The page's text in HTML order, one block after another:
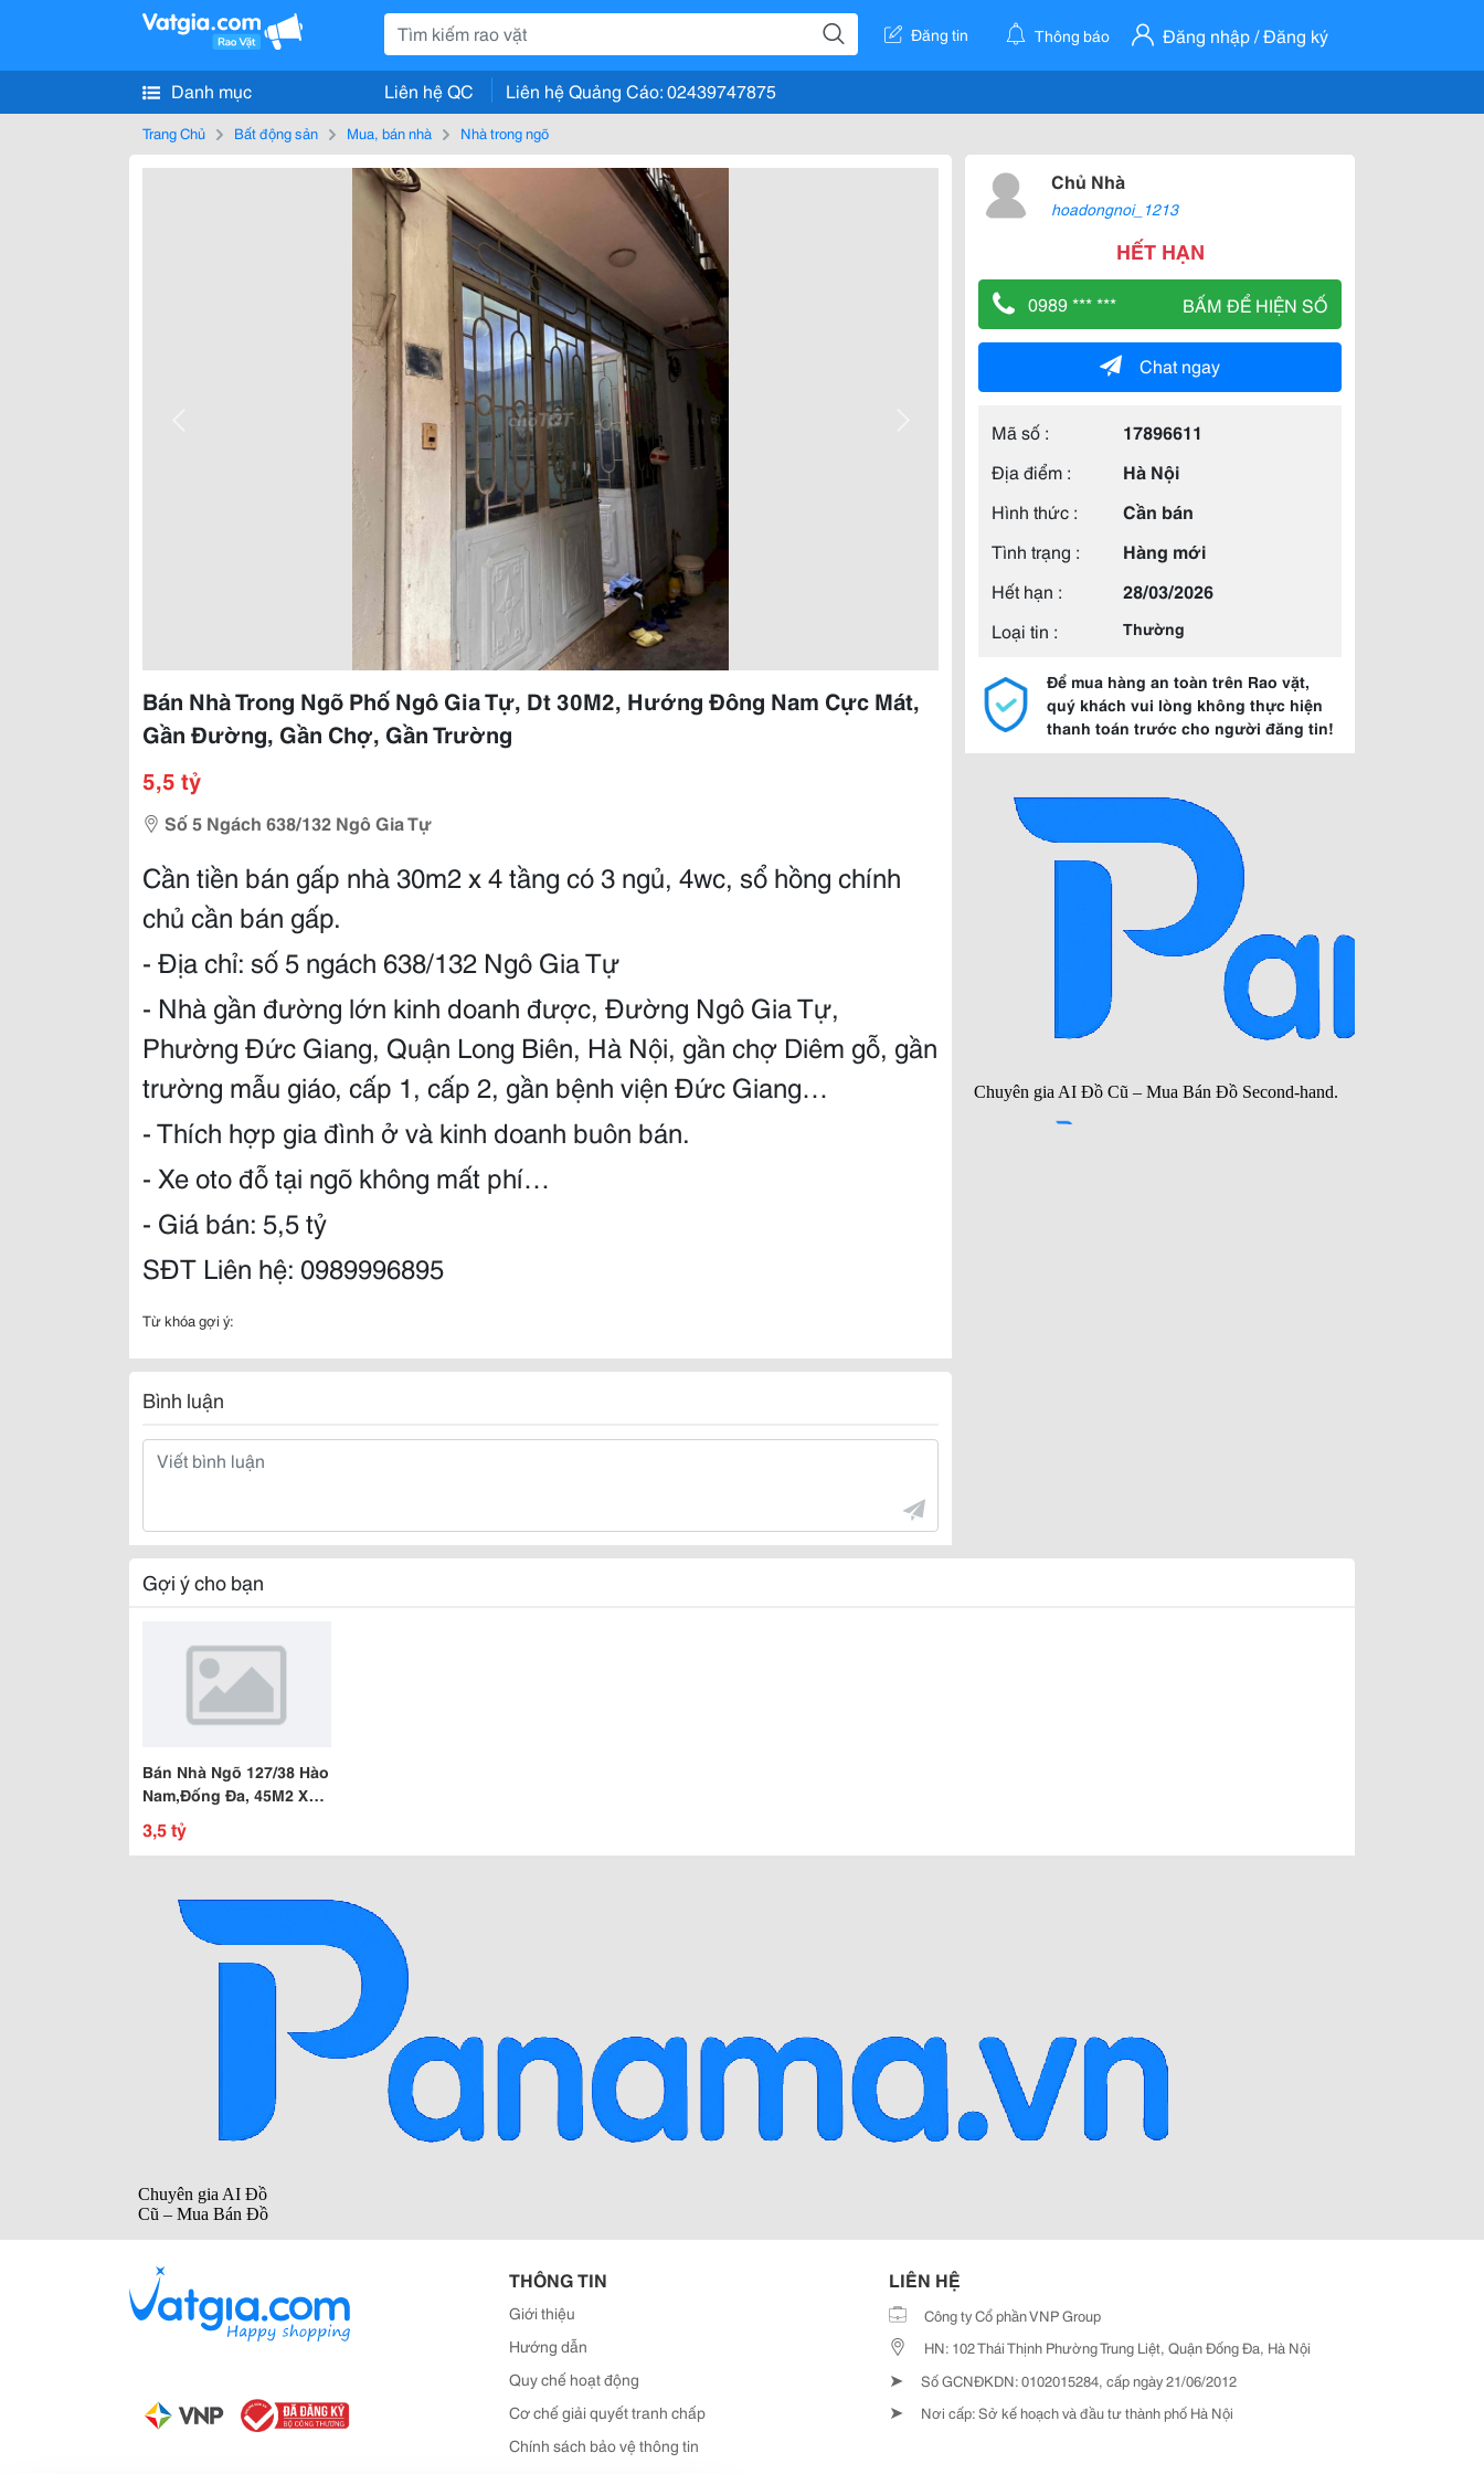
Đăng tin Thông báo Đăng nhập / Đăng ký
Danh mục Liên hệ QC Liên hệ Quảng Cáo: 02439747875
Trang Chủ Bất động sản Mua, bán nhà Nhà trong ngõ
Bán Nhà Trong Ngõ Phố Ngô Gia Tự, Dt 30M2, Hướng Đông Nam Cực Mát,
Gần Đường, Gần Chợ, Gần Trường
5,5 tỷ
Số 5 Ngách 638/132 Ngô Gia Tự
Cần tiền bán gấp nhà 30m2 x 4 tầng có 3 ngủ, 4wc, sổ hồng chính
chủ cần bán gấp.
- Địa chỉ: số 5 ngách 638/132 Ngô Gia Tự
- Nhà gần đường lớn kinh doanh được, Đường Ngô Gia Tự,
Phường Đức Giang, Quận Long Biên, Hà Nội, gần chợ Diêm gỗ, gần
trường mẫu giáo, cấp 1, cấp 2, gần bệnh viện Đức Giang…
- Thích hợp gia đình ở và kinh doanh buôn bán.
- Xe oto đỗ tại ngõ không mất phí…
- Giá bán: 5,5 tỷ
SĐT Liên hệ: 0989996895
Từ khóa gợi ý:
Bình luận
Chủ Nhà
hoadongnoi_1213
HẾT HẠN
0989 *** *** BẤM ĐỂ HIỆN SỐ
Chat ngay
Mã số :
17896611
Địa điểm :
Hà Nội
Hình thức :
Cần bán
Tình trạng :
Hàng mới
Hết hạn :
28/03/2026
Loại tin :
Thường
Để mua hàng an toàn trên Rao vặt,
quý khách vui lòng không thực hiện
thanh toán trước cho người đăng tin!
Gợi ý cho bạn
Bán Nhà Ngõ 127/38 Hào
Nam,Đống Đa, 45M2 X
3,5 Tầng 3,5 Tỷ
3,5 tỷ
THÔNG TIN
Giới thiệu
Hướng dẫn
Quy chế hoạt động
Cơ chế giải quyết tranh chấp
Chính sách bảo vệ thông tin
LIÊN HỆ
Công ty Cổ phần VNP Group
HN: 102 Thái Thịnh Phường Trung Liệt, Quận Đống Đa, Hà Nội
➤ Số GCNĐKDN: 0102015284, cấp ngày 21/06/2012
➤ Nơi cấp: Sở kế hoạch và đầu tư thành phố Hà Nội